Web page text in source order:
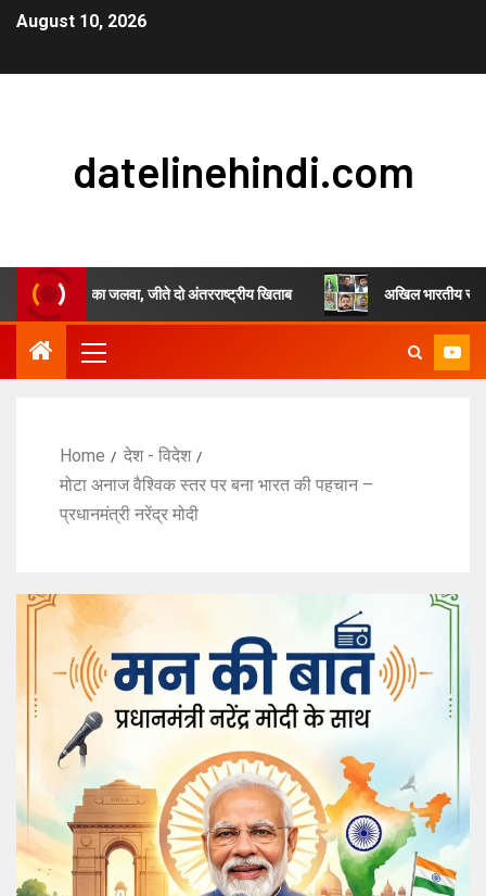
August 10, 2026
datelinehindi.com
का जलवा, जीते दो अंतरराष्ट्रीय खिताब अखिल भारतीय स्वर्णकार
Home
देश - विदेश
मोटा अनाज वैश्विक स्तर पर बना भारत की पहचान –
प्रधानमंत्री नरेंद्र मोदी